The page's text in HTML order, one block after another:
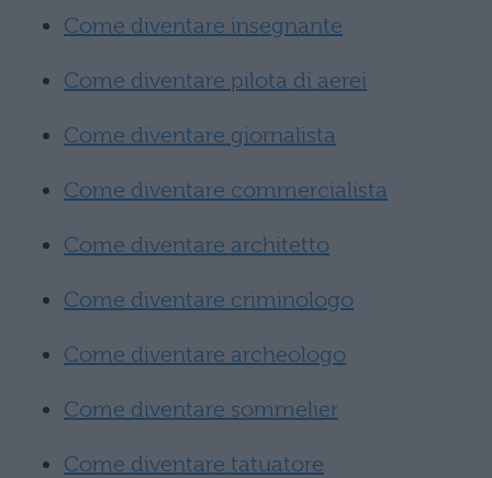
Come diventare insegnante
Come diventare pilota di aerei
Come diventare giornalista
Come diventare commercialista
Come diventare architetto
Come diventare criminologo
Come diventare archeologo
Come diventare sommelier
Come diventare tatuatore